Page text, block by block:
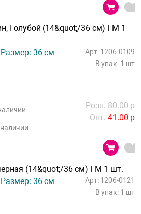
Голубой (14&quot;/36 см) FM 1
Размер: 36 см
Арт: 1206-0109
В упак: 1 шт
Розн. 80.00 р
Опт. 41.00 р
(14&quot;/36 см) FM 1 шт.
Размер: 36 см
Арт: 1206-0121
В упак: 1 шт